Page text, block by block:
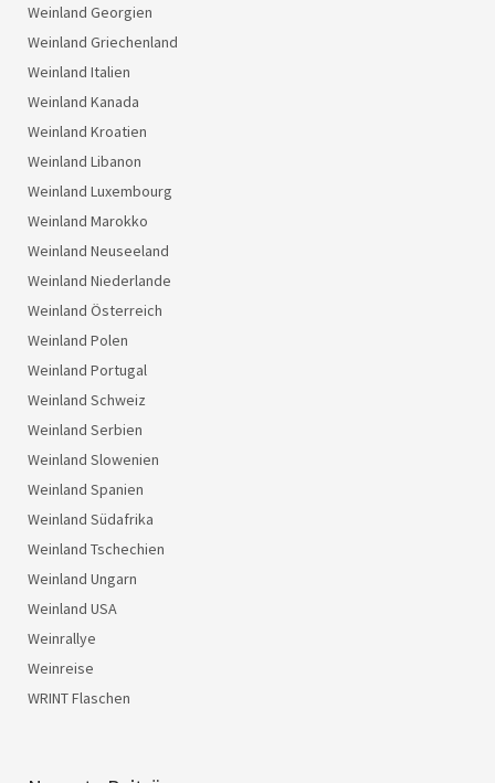
Weinland Georgien
Weinland Griechenland
Weinland Italien
Weinland Kanada
Weinland Kroatien
Weinland Libanon
Weinland Luxembourg
Weinland Marokko
Weinland Neuseeland
Weinland Niederlande
Weinland Österreich
Weinland Polen
Weinland Portugal
Weinland Schweiz
Weinland Serbien
Weinland Slowenien
Weinland Spanien
Weinland Südafrika
Weinland Tschechien
Weinland Ungarn
Weinland USA
Weinrallye
Weinreise
WRINT Flaschen